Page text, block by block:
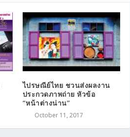
ไปรษณีย์ไทย ชวนส่งผลงาน
ประกวดภาพถ่าย หัวข้อ
“หน้าต่างน่าน”
October 11, 2017